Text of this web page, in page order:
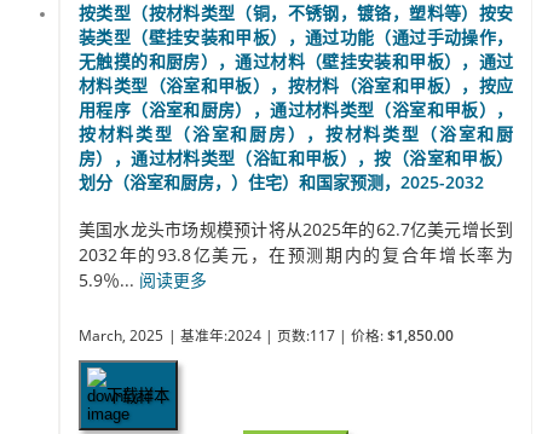
按类型（按材料类型（铜，不锈钢，镀铬，塑料等）按安
装类型（壁挂安装和甲板），通过功能（通过手动操作，
无触摸的和厨房），通过材料（壁挂安装和甲板），通过
材料类型（浴室和甲板），按材料（浴室和甲板），按应
用程序（浴室和厨房），通过材料类型（浴室和甲板），
按材料类型（浴室和厨房），按材料类型（浴室和厨
房），通过材料类型（浴缸和甲板），按（浴室和甲板）
划分（浴室和厨房，）住宅）和国家预测，2025-2032
美国水龙头市场规模预计将从2025年的62.7亿美元增长到
2032年的93.8亿美元，在预测期内的复合年增长率为
5.9％... 阅读更多
March, 2025 | 基准年:2024 | 页数:117 | 价格: $1,850.00
下载样本